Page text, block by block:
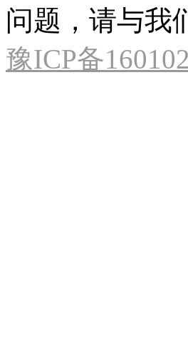
问题，请与我
豫ICP备